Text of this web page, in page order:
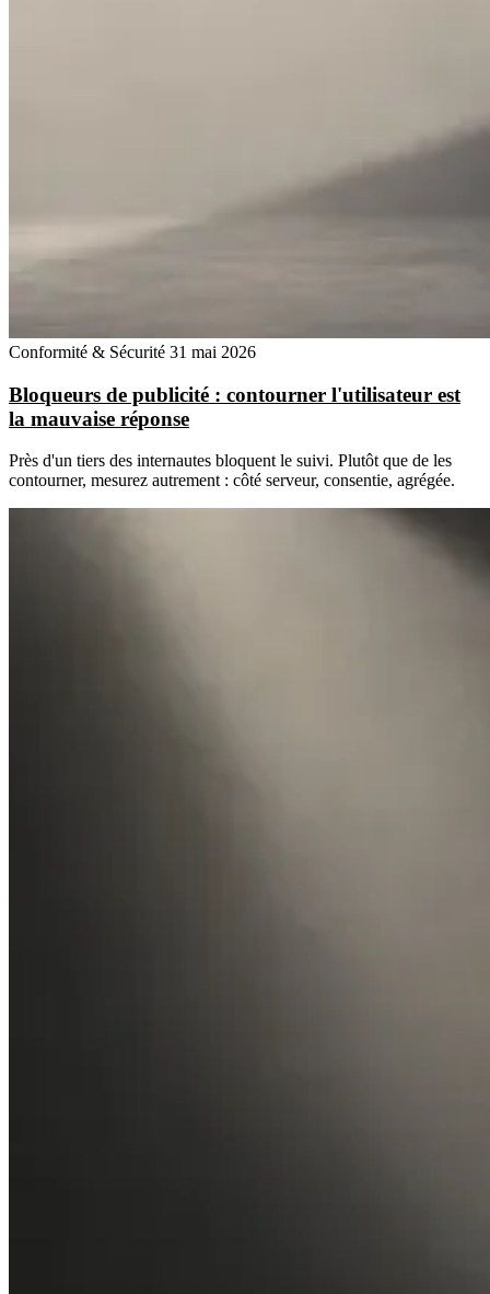
Conformité & Sécurité 31 mai 2026
Bloqueurs de publicité : contourner l'utilisateur est
la mauvaise réponse
Près d'un tiers des internautes bloquent le suivi. Plutôt que de les
contourner, mesurez autrement : côté serveur, consentie, agrégée.